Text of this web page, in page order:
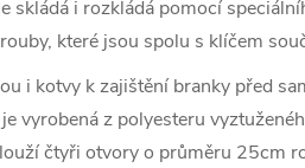
skládá i rozkládá pomocí
které jsou spolu s klíčem
i kotvy k zajištění branky před
vyrobená z polyesteru
čtyři otvory o průměru 25cm